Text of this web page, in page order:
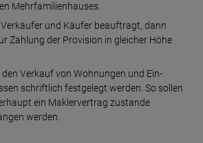
Mehr­familien­hauses.
und Käufer beauftragt, dann
Zahlung der Provision in gleicher Höhe
Verkauf von Wohnungen und Ein­
schrift­lich fest­gelegt werden. So sollen
ein Makler­vertrag zustande
werden.